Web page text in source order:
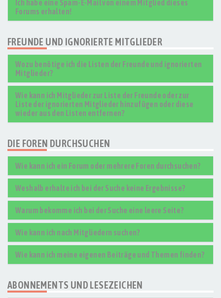
Ich habe eine Spam-E-Mail von einem Mitglied dieses
Forums erhalten!
FREUNDE UND IGNORIERTE MITGLIEDER
Wozu benötige ich die Listen der Freunde und ignorierten
Mitglieder?
Wie kann ich Mitglieder zur Liste der Freunde oder zur
Liste der ignorierten Mitglieder hinzufügen oder diese
wieder aus den Listen entfernen?
DIE FOREN DURCHSUCHEN
Wie kann ich ein Forum oder mehrere Foren durchsuchen?
Weshalb erhalte ich bei der Suche keine Ergebnisse?
Warum bekomme ich bei der Suche eine leere Seite?
Wie kann ich nach Mitgliedern suchen?
Wie kann ich meine eigenen Beiträge und Themen finden?
ABONNEMENTS UND LESEZEICHEN